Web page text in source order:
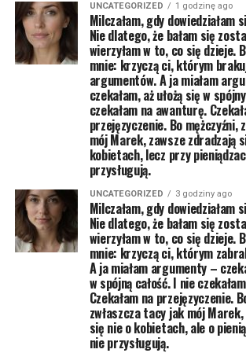
UNCATEGORIZED 1 godzinę ago
Milczałam, gdy dowiedziałam
Nie dlatego, że bałam się
wierzyłam w to, co się dzieje.
mnie: krzyczą ci, którym
argumentów. A ja miałam
czekałam, aż ułożą się w
czekałam na awanturę.
przejęzyczenie. Bo mężczyźni,
mój Marek, zawsze zdradzają
kobietach, lecz przy
przysługują.
UNCATEGORIZED 3 godziny ago
Milczałam, gdy dowiedziałam
Nie dlatego, że bałam się
wierzyłam w to, co się dzieje.
mnie: krzyczą ci, którym
A ja miałam argumenty –
w spójną całość. I nie
Czekałam na przejęzyczenie.
zwłaszcza tacy jak mój
się nie o kobietach, ale o
nie przysługują.